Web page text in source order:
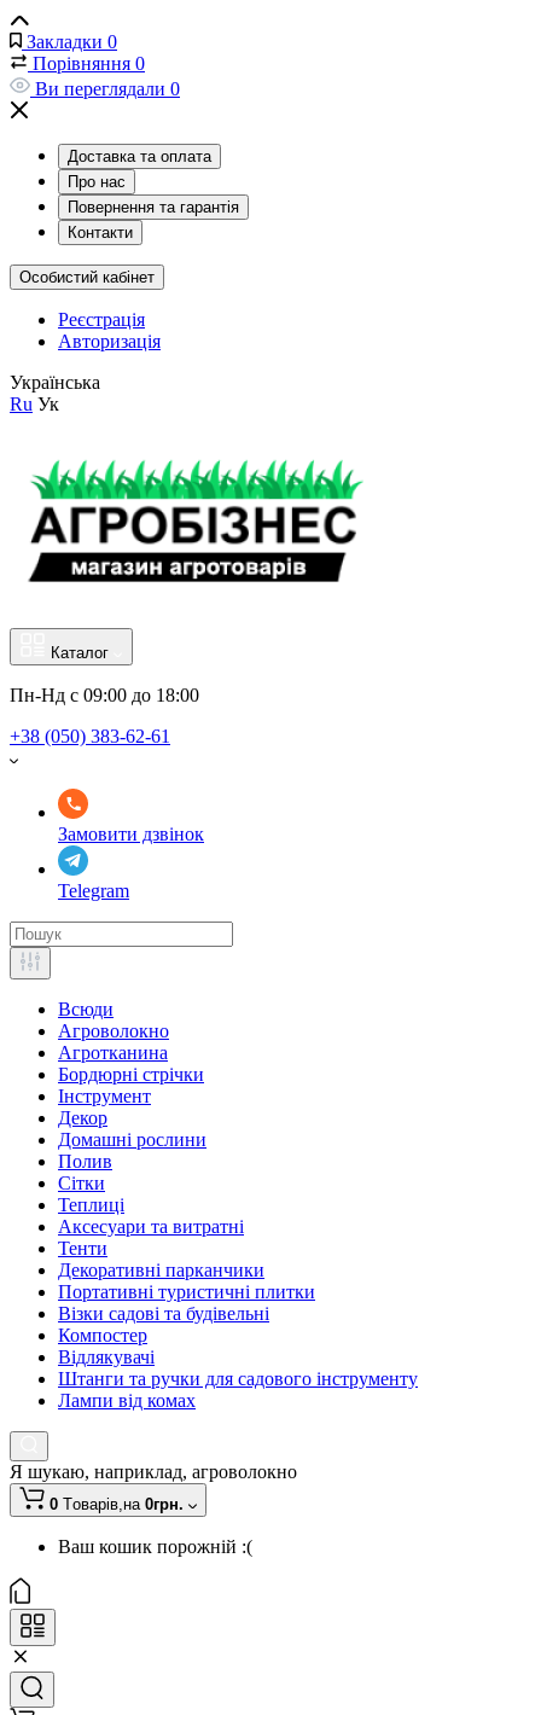
Закладки 0
Порівняння 0
Ви переглядали 0
Доставка та оплата
Про нас
Повернення та гарантія
Контакти
Особистий кабінет
Реєстрація
Авторизація
Українська
Ru Ук
Каталог
Пн-Нд с 09:00 до 18:00
+38 (050) 383-62-61
Замовити дзвінок
Telegram
Всюди
Агроволокно
Агротканина
Бордюрні стрічки
Інструмент
Декор
Домашні рослини
Полив
Сітки
Теплиці
Аксесуари та витратні
Тенти
Декоративні парканчики
Портативні туристичні плитки
Візки садові та будівельні
Компостер
Відлякувачі
Штанги та ручки для садового інструменту
Лампи від комах
Я шукаю, наприклад, агроволокно
0 Tоварів,на 0грн.
Ваш кошик порожній :(